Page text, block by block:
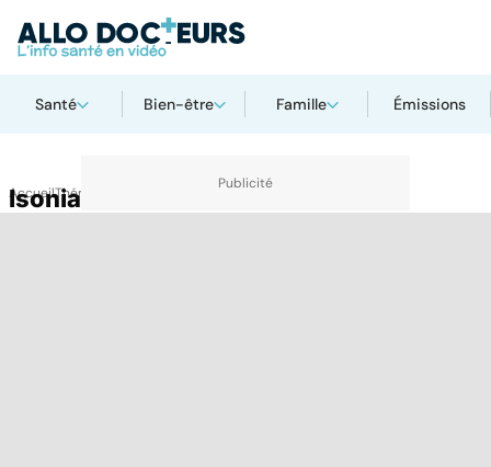
Santé Bien-être Famille Émissions
AccueilThématiques
Isoniazide